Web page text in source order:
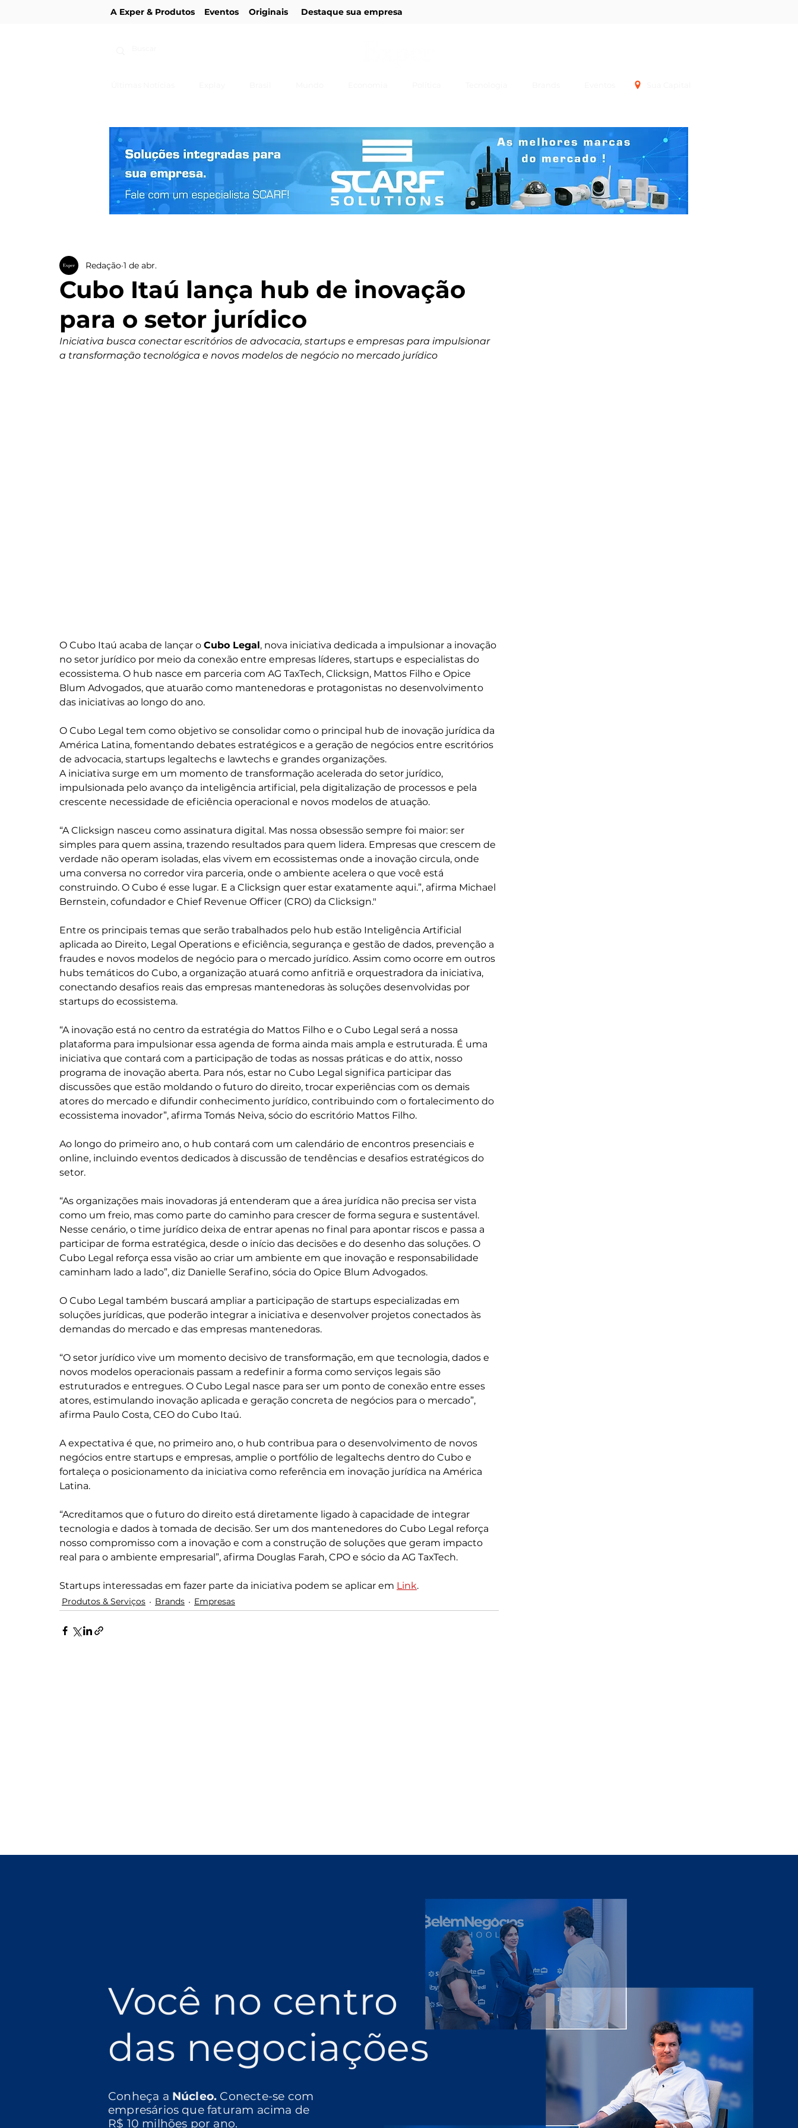
A Exper & Produtos Eventos Originais Destaque sua empresa
Cubo Itaú lança hub de inovação
para o setor jurídico
Redação 1 de abr.
Iniciativa busca conectar escritórios de advocacia, startups e empresas para impulsionar
a transformação tecnológica e novos modelos de negócio no mercado jurídico
O Cubo Itaú acaba de lançar o Cubo Legal, nova iniciativa dedicada a impulsionar a inovação
no setor jurídico por meio da conexão entre empresas líderes, startups e especialistas do
ecossistema. O hub nasce em parceria com AG TaxTech, Clicksign, Mattos Filho e Opice
Blum Advogados, que atuarão como mantenedoras e protagonistas no desenvolvimento
das iniciativas ao longo do ano.
O Cubo Legal tem como objetivo se consolidar como o principal hub de inovação jurídica da
América Latina, fomentando debates estratégicos e a geração de negócios entre escritórios
de advocacia, startups legaltechs e lawtechs e grandes organizações.
A iniciativa surge em um momento de transformação acelerada do setor jurídico,
impulsionada pelo avanço da inteligência artificial, pela digitalização de processos e pela
crescente necessidade de eficiência operacional e novos modelos de atuação.
“A Clicksign nasceu como assinatura digital. Mas nossa obsessão sempre foi maior: ser
simples para quem assina, trazendo resultados para quem lidera. Empresas que crescem de
verdade não operam isoladas, elas vivem em ecossistemas onde a inovação circula, onde
uma conversa no corredor vira parceria, onde o ambiente acelera o que você está
construindo. O Cubo é esse lugar. E a Clicksign quer estar exatamente aqui.”, afirma Michael
Bernstein, cofundador e Chief Revenue Officer (CRO) da Clicksign."
Entre os principais temas que serão trabalhados pelo hub estão Inteligência Artificial
aplicada ao Direito, Legal Operations e eficiência, segurança e gestão de dados, prevenção a
fraudes e novos modelos de negócio para o mercado jurídico. Assim como ocorre em outros
hubs temáticos do Cubo, a organização atuará como anfitriã e orquestradora da iniciativa,
conectando desafios reais das empresas mantenedoras às soluções desenvolvidas por
startups do ecossistema.
“A inovação está no centro da estratégia do Mattos Filho e o Cubo Legal será a nossa
plataforma para impulsionar essa agenda de forma ainda mais ampla e estruturada. É uma
iniciativa que contará com a participação de todas as nossas práticas e do attix, nosso
programa de inovação aberta. Para nós, estar no Cubo Legal significa participar das
discussões que estão moldando o futuro do direito, trocar experiências com os demais
atores do mercado e difundir conhecimento jurídico, contribuindo com o fortalecimento do
ecossistema inovador”, afirma Tomás Neiva, sócio do escritório Mattos Filho.
Ao longo do primeiro ano, o hub contará com um calendário de encontros presenciais e
online, incluindo eventos dedicados à discussão de tendências e desafios estratégicos do
setor.
“As organizações mais inovadoras já entenderam que a área jurídica não precisa ser vista
como um freio, mas como parte do caminho para crescer de forma segura e sustentável.
Nesse cenário, o time jurídico deixa de entrar apenas no final para apontar riscos e passa a
participar de forma estratégica, desde o início das decisões e do desenho das soluções. O
Cubo Legal reforça essa visão ao criar um ambiente em que inovação e responsabilidade
caminham lado a lado”, diz Danielle Serafino, sócia do Opice Blum Advogados.
O Cubo Legal também buscará ampliar a participação de startups especializadas em
soluções jurídicas, que poderão integrar a iniciativa e desenvolver projetos conectados às
demandas do mercado e das empresas mantenedoras.
“O setor jurídico vive um momento decisivo de transformação, em que tecnologia, dados e
novos modelos operacionais passam a redefinir a forma como serviços legais são
estruturados e entregues. O Cubo Legal nasce para ser um ponto de conexão entre esses
atores, estimulando inovação aplicada e geração concreta de negócios para o mercado”,
afirma Paulo Costa, CEO do Cubo Itaú.
A expectativa é que, no primeiro ano, o hub contribua para o desenvolvimento de novos
negócios entre startups e empresas, amplie o portfólio de legaltechs dentro do Cubo e
fortaleça o posicionamento da iniciativa como referência em inovação jurídica na América
Latina.
“Acreditamos que o futuro do direito está diretamente ligado à capacidade de integrar
tecnologia e dados à tomada de decisão. Ser um dos mantenedores do Cubo Legal reforça
nosso compromisso com a inovação e com a construção de soluções que geram impacto
real para o ambiente empresarial”, afirma Douglas Farah, CPO e sócio da AG TaxTech.
Startups interessadas em fazer parte da iniciativa podem se aplicar em Link.
Produtos & Serviços Brands Empresas
Você no centro
das negociações
Conheça a Núcleo. Conecte-se com
empresários que faturam acima de
R$ 10 milhões por ano.